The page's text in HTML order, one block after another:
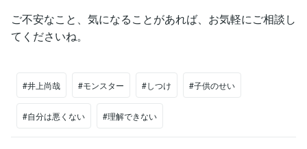
ご不安なこと、気になることがあれば、お気軽にご相談し
てくださいね。
#井上尚哉 #モンスター #しつけ #子供のせい
#自分は悪くない #理解できない